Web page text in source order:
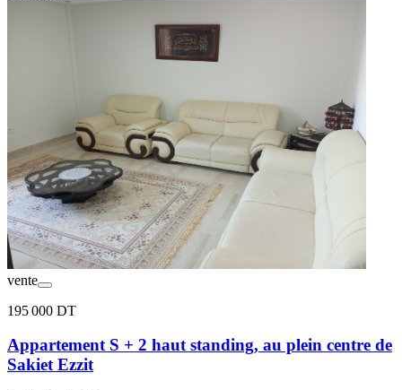
vente
195 000 DT
Appartement S + 2 haut standing, au plein centre de
Sakiet Ezzit